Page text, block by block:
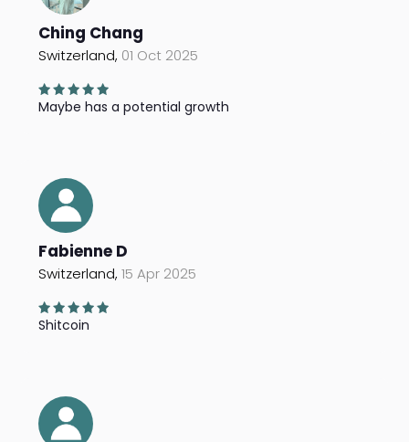
Ching Chang
Switzerland, 01 Oct 2025
Maybe has a potential growth
Fabienne D
Switzerland,15 Apr 2025
Shitcoin